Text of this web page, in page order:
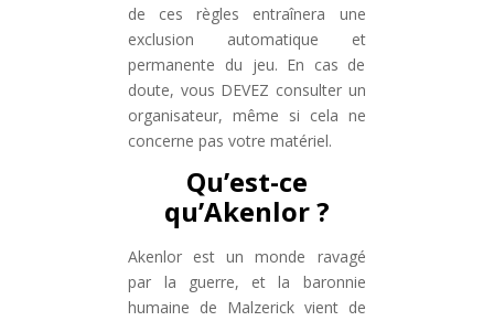
de ces règles entraînera une
exclusion automatique et
permanente du jeu. En cas de
doute, vous DEVEZ consulter un
organisateur, même si cela ne
concerne pas votre matériel.
Qu’est-ce
qu’Akenlor ?
Akenlor est un monde ravagé
par la guerre, et la baronnie
humaine de Malzerick vient de